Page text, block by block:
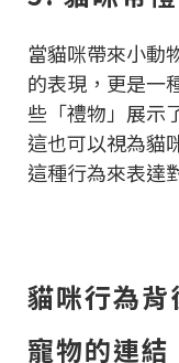
當貓咪帶來小動
的表現，更是一
些「禮物」展示
這也可以視為貓
這種行為來表達
貓咪行為
寵物的連結